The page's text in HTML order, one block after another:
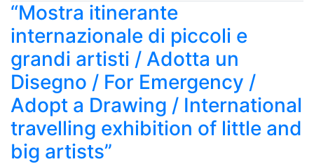
“Mostra itinerante
internazionale di piccoli e
grandi artisti / Adotta un
Disegno / For Emergency /
Adopt a Drawing / International
travelling exhibition of little and
big artists”